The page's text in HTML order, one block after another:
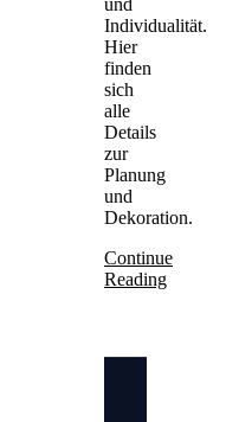
Individualität.
Hier
finden
sich
alle
Details
zur
Planung
und
Dekoration.
Continue
Reading